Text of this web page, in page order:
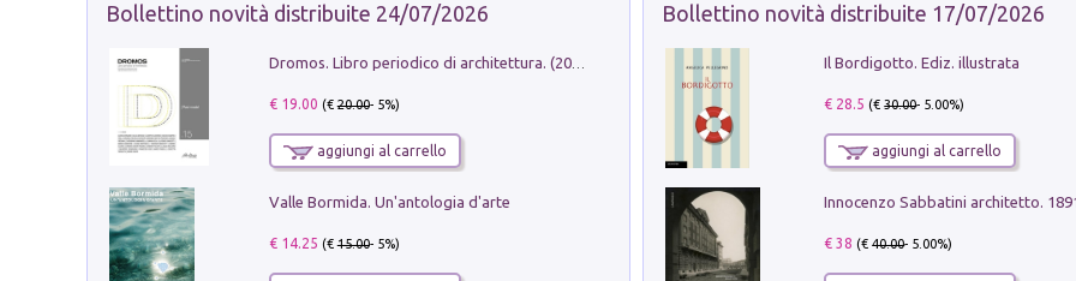
Bollettino novità distribuite 24/07/2026
Dromos. Libro periodico di architettura. (2026). Vol. 15: Post-model
€ 19.00 (€20.00- 5%)
aggiungi al carrello
Valle Bormida. Un'antologia d'arte
€ 14.25 (€15.00- 5%)
Bollettino novità distribuite 17/07/2026
Il Bordigotto. Ediz. illustrata
€ 28.5 (€30.00- 5.00%)
aggiungi al carrello
Innocenzo Sabbatini architetto.
€ 38 (€40.00- 5.00%)